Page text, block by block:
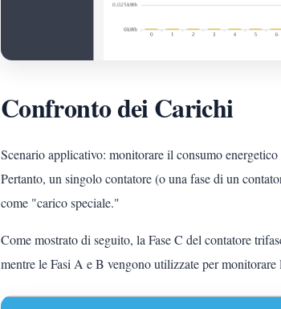
Confronto dei Carichi
Scenario applicativo: monitorare il consumo
Pertanto, un singolo contatore (o una fase di un
come "carico speciale."
Come mostrato di seguito, la Fase C del contatore
mentre le Fasi A e B vengono utilizzate per monitorare